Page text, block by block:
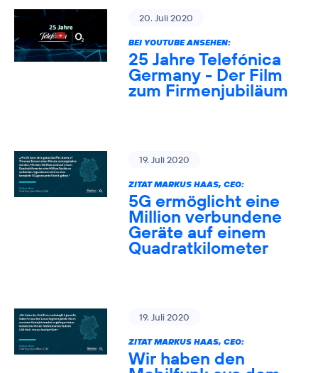
20. Juli 2020
BEI YOUTUBE ANSEHEN:
25 Jahre Telefónica
Germany - Der Film
zum Firmenjubiläum
19. Juli 2020
ZITAT MARKUS HAAS, CEO:
5G ermöglicht eine
Million verbundene
Geräte auf einem
Quadratkilometer
19. Juli 2020
ZITAT MARKUS HAAS, CEO:
Wir haben den